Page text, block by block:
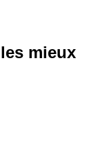
déjeuners du
mieux